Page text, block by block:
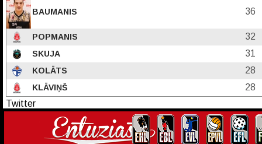
BAUMANIS 36
POPMANIS 32
SKUJA 31
KOLĀTS 28
KLĀVIŅŠ
28
Twitter